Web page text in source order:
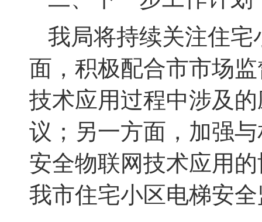
我局将持续关注住
面，积极配合市市场
技术应用过程中涉及
议；另一方面，加强
安全物联网技术应用
我市住宅小区电梯安